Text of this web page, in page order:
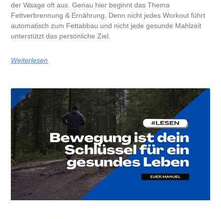
der Waage oft aus. Genau hier beginnt das Thema
Fettverbrennung & Ernährung. Denn nicht jedes Workout führt
automatisch zum Fettabbau und nicht jede gesunde Mahlzeit
unterstützt das persönliche Ziel.
Weiterlesen